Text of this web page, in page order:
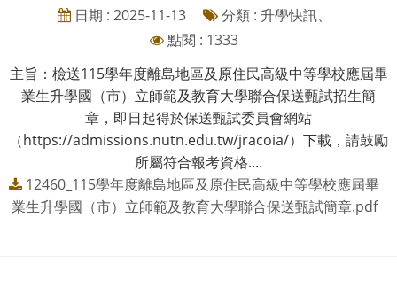
日期 : 2025-11-13
分類 : 升學快訊、
點閱 : 1333
主旨：檢送115學年度離島地區及原住民高級中等學校應屆畢
業生升學國（市）立師範及教育大學聯合保送甄試招生簡
章，即日起得於保送甄試委員會網站
（https://admissions.nutn.edu.tw/jracoia/）下載，請鼓勵
所屬符合報考資格....
12460_115學年度離島地區及原住民高級中等學校應屆畢
業生升學國（市）立師範及教育大學聯合保送甄試簡章.pdf